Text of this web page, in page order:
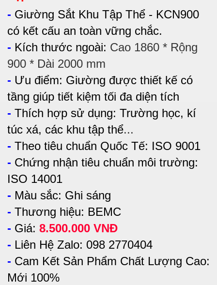
- Giường Sắt Khu Tập Thể - KCN900
có kết cấu an toàn vững chắc.
- Kích thước ngoài: Cao 1860 * Rộng
900 * Dài 2000 mm
- Ưu điểm: Giường được thiết kế có
tầng giúp tiết kiệm tối đa diện tích
- Thích hợp sử dụng: Trường học, kí
túc xá, các khu tập thể...
- Theo tiêu chuẩn Quốc Tế: ISO 9001
- Chứng nhận tiêu chuẩn môi trường:
ISO 14001
- Màu sắc: Ghi sáng
- Thương hiệu: BEMC
- Giá: 8.500.000 VNĐ
- Liên Hệ Zalo: 098 2770404
- Cam Kết Sản Phẩm Chất Lượng Cao:
Mới 100%